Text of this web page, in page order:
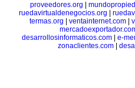
proveedores.org
ruedavirtualdenegocios.org
termas.org
ventainternet.com
desarrollosinformaticos.com| e-
zonaclientes.com